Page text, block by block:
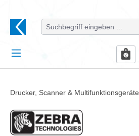
Drucker, Scanner & Multifunktionsgeräte